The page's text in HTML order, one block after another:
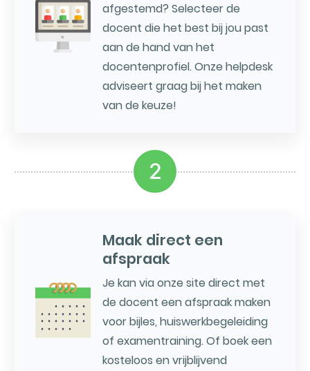
afgestemd? Selecteer de
docent die het best bij jou past
aan de hand van het
docentenprofiel. Onze helpdesk
adviseert graag bij het maken
van de keuze!
2
Maak direct een
afspraak
Je kan via onze site direct met
de docent een afspraak maken
voor bijles, huiswerkbegeleiding
of examentraining. Of boek een
kosteloos en vrijblijvend